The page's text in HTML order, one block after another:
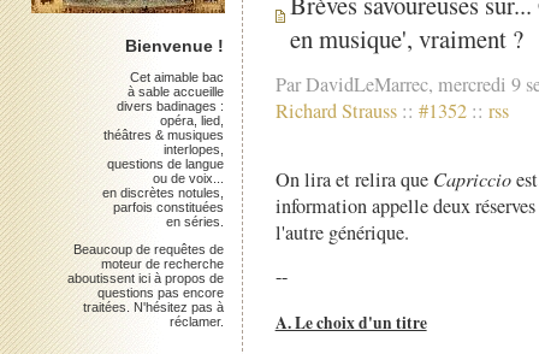
en musique', vraiment ?
Par DavidLeMarrec, mercredi 9
Richard Strauss :: #1352 :: rss
On lira et relira que Capriccio
information appelle deux
l'autre générique.
--
A. Le choix d'un titre
Bienvenue !
Cet aimable bac
à sable accueille
divers badinages :
opéra, lied,
théâtres & musiques
interlopes,
questions de langue
ou de voix...
en discrètes notules,
parfois constituées
en séries.
Beaucoup de requêtes de
moteur de recherche
aboutissent ici à propos de
questions pas encore
traitées. N'hésitez pas à
réclamer.